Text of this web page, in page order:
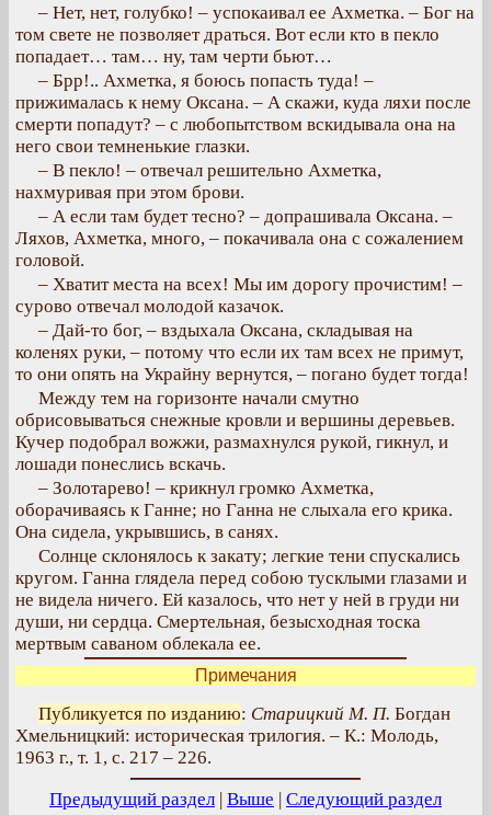
– Нет, нет, голубко! – успокаивал ее Ахметка. – Бог на
том свете не позволяет драться. Вот если кто в пекло
попадает… там… ну, там черти бьют…
– Брр!.. Ахметка, я боюсь попасть туда! –
прижималась к нему Оксана. – А скажи, куда ляхи после
смерти попадут? – с любопытством вскидывала она на
него свои темненькие глазки.
– В пекло! – отвечал решительно Ахметка,
нахмуривая при этом брови.
– А если там будет тесно? – допрашивала Оксана. –
Ляхов, Ахметка, много, – покачивала она с сожалением
головой.
– Хватит места на всех! Мы им дорогу прочистим! –
сурово отвечал молодой казачок.
– Дай-то бог, – вздыхала Оксана, складывая на
коленях руки, – потому что если их там всех не примут,
то они опять на Украйну вернутся, – погано будет тогда!
Между тем на горизонте начали смутно
обрисовываться снежные кровли и вершины деревьев.
Кучер подобрал вожжи, размахнулся рукой, гикнул, и
лошади понеслись вскачь.
– Золотарево! – крикнул громко Ахметка,
оборачиваясь к Ганне; но Ганна не слыхала его крика.
Она сидела, укрывшись, в санях.
Солнце склонялось к закату; легкие тени спускались
кругом. Ганна глядела перед собою тусклыми глазами и
не видела ничего. Ей казалось, что нет у ней в груди ни
души, ни сердца. Смертельная, безысходная тоска
мертвым саваном облекала ее.
Примечания
Публикуется по изданию: Старицкий М. П. Богдан
Хмельницкий: историческая трилогия. – К.: Молодь,
1963 г., т. 1, с. 217 – 226.
Предыдущий раздел | Выше | Следующий раздел